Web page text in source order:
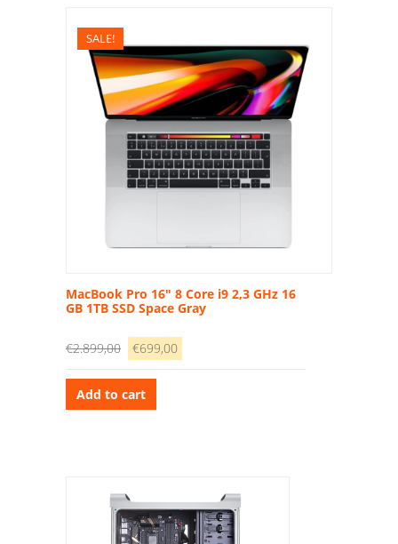
SALE!
MacBook Pro 16″ 8 Core i9 2,3 GHz 16
GB 1TB SSD Space Gray
€2.899,00
Original
was:
€2.899,00.
€699,00
Add to cart